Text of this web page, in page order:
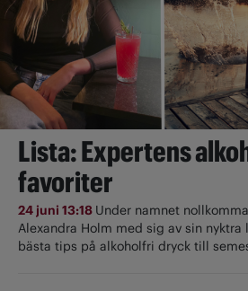
Lista: Expertens
favoriter
24 juni 13:18 Under namnet
Alexandra Holm med sig av sin nyktra
bästa tips på alkoholfri dryck till